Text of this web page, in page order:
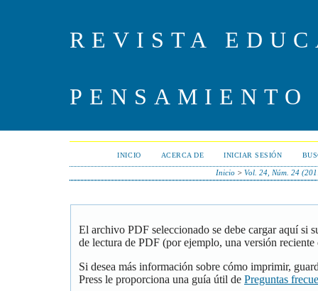
REVISTA
PENSAMIENTO
INICIO ACERCA DE INICIAR SESIÓN
Inicio >Vol. 24, Núm. 24
El archivo PDF seleccionado se debe cargar aquí si
de lectura de PDF (por ejemplo, una versión
Si desea más información sobre cómo imprimir,
Press le proporciona una guía útil de Preguntas